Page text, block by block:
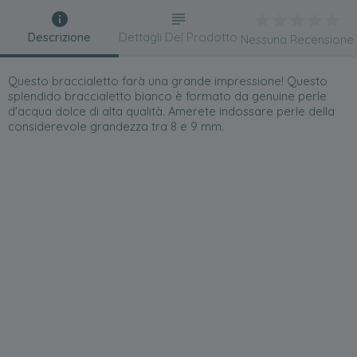
Descrizione
Questo braccialetto farà una grande impressione! Questo
splendido braccialetto bianco è formato da genuine perle
d'acqua dolce di alta qualità. Amerete indossare perle della
considerevole grandezza tra 8 e 9 mm.
Dettagli Del Prodotto Nessuna Recensione